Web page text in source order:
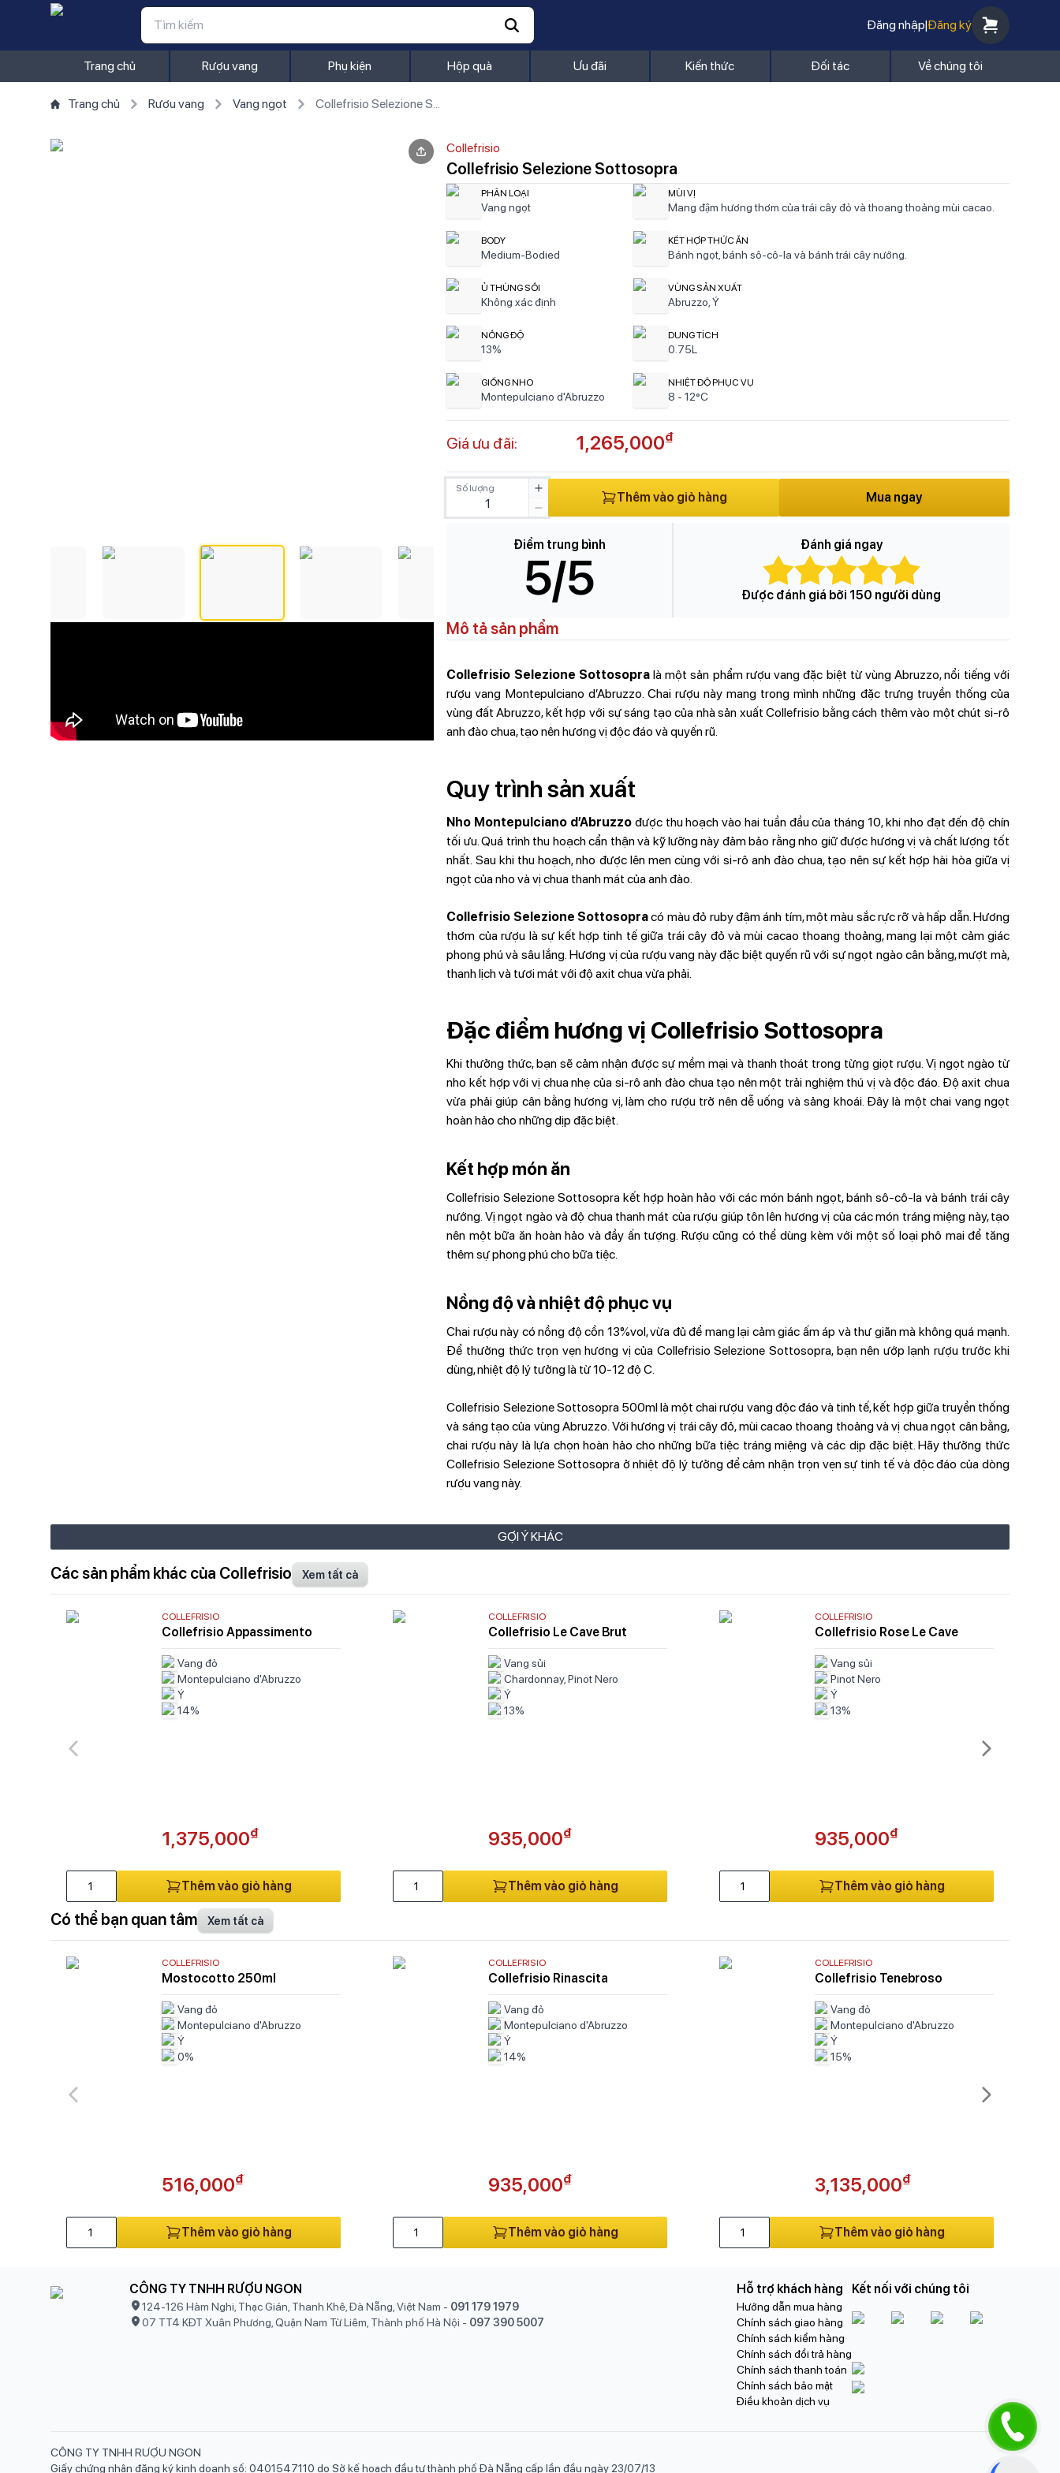
Đăng nhập|Đăng ký
Trang chủ Rượu vang Phụ kiện Hộp quà Ưu đãi Kiến thức Đối tác Về chúng tôi
Trang chủ Rượu vang Vang ngọt Collefrisio Selezione Sottosopra
Collefrisio
Collefrisio Selezione Sottosopra
PHÂN LOẠI
Vang ngọt
BODY
Medium-Bodied
Ủ THÙNG SỒI
Không xác định
NỒNG ĐỘ
13%
GIỐNG NHO
Montepulciano d'Abruzzo
MÙI VỊ
Mang đậm hương thơm của trái cây đỏ và thoang thoảng mùi cacao.
KẾT HỢP THỨC ĂN
Bánh ngọt, bánh sô-cô-la và bánh trái cây nướng.
VÙNG SẢN XUẤT
Abruzzo, Ý
DUNG TÍCH
0.75L
NHIỆT ĐỘ PHỤC VỤ
8 - 12°C
Giá ưu đãi: 1,265,000₫
Số lượng
Thêm vào giỏ hàng Mua ngay
Điểm trung bình
5/5
Đánh giá ngay
Được đánh giá bởi 150 người dùng
Mô tả sản phẩm
Collefrisio Selezione Sottosopralà một sản phẩm rượu vang đặc biệt từ vùng Abruzzo, nổi tiếng với
rượu vang Montepulciano d’Abruzzo. Chai rượu này mang trong mình những đặc trưng truyền thống của
vùng đất Abruzzo, kết hợp với sự sáng tạo của nhà sản xuất Collefrisio bằng cách thêm vào một chút si-rô
anh đào chua, tạo nên hương vị độc đáo và quyến rũ.
Quy trình sản xuất
Nho Montepulciano d’Abruzzo được thu hoạch vào hai tuần đầu của tháng 10, khi nho đạt đến độ chín
tối ưu. Quá trình thu hoạch cẩn thận và kỹ lưỡng này đảm bảo rằng nho giữ được hương vị và chất lượng tốt
nhất. Sau khi thu hoạch, nho được lên men cùng với si-rô anh đào chua, tạo nên sự kết hợp hài hòa giữa vị
ngọt của nho và vị chua thanh mát của anh đào.
Collefrisio Selezione Sottosopracó màu đỏ ruby đậm ánh tím, một màu sắc rực rỡ và hấp dẫn. Hương
thơm của rượu là sự kết hợp tinh tế giữa trái cây đỏ và mùi cacao thoang thoảng, mang lại một cảm giác
phong phú và sâu lắng. Hương vị của rượu vang này đặc biệt quyến rũ với sự ngọt ngào cân bằng, mượt mà,
thanh lịch và tươi mát với độ axit chua vừa phải.
Đặc điểm hương vị Collefrisio Sottosopra
Khi thưởng thức, bạn sẽ cảm nhận được sự mềm mại và thanh thoát trong từng giọt rượu. Vị ngọt ngào từ
nho kết hợp với vị chua nhẹ của si-rô anh đào chua tạo nên một trải nghiệm thú vị và độc đáo. Độ axit chua
vừa phải giúp cân bằng hương vị, làm cho rượu trở nên dễ uống và sảng khoái. Đây là một chai vang ngọt
hoàn hảo cho những dịp đặc biệt.
Kết hợp món ăn
Collefrisio Selezione Sottosopra kết hợp hoàn hảo với các món bánh ngọt, bánh sô-cô-la và bánh trái cây
nướng. Vị ngọt ngào và độ chua thanh mát của rượu giúp tôn lên hương vị của các món tráng miệng này, tạo
nên một bữa ăn hoàn hảo và đầy ấn tượng. Rượu cũng có thể dùng kèm với một số loại phô mai để tăng
thêm sự phong phú cho bữa tiệc.
Nồng độ và nhiệt độ phục vụ
Chai rượu này có nồng độ cồn 13%vol, vừa đủ để mang lại cảm giác ấm áp và thư giãn mà không quá mạnh.
Để thưởng thức trọn vẹn hương vị của Collefrisio Selezione Sottosopra, bạn nên ướp lạnh rượu trước khi
dùng, nhiệt độ lý tưởng là từ 10-12 độ C.
Collefrisio Selezione Sottosopra 500ml là một chai rượu vang độc đáo và tinh tế, kết hợp giữa truyền thống
và sáng tạo của vùng Abruzzo. Với hương vị trái cây đỏ, mùi cacao thoang thoảng và vị chua ngọt cân bằng,
chai rượu này là lựa chọn hoàn hảo cho những bữa tiệc tráng miệng và các dịp đặc biệt. Hãy thưởng thức
Collefrisio Selezione Sottosopra ở nhiệt độ lý tưởng để cảm nhận trọn vẹn sự tinh tế và độc đáo của dòng
rượu vang này.
GỢI Ý KHÁC
Các sản phẩm khác của Collefrisio Xem tất cả
COLLEFRISIO
Collefrisio Appassimento
Vang đỏ
Montepulciano d'Abruzzo
Ý
14%
1,375,000₫
Thêm vào giỏ hàng
COLLEFRISIO
Collefrisio Le Cave Brut
Vang sủi
Chardonnay, Pinot Nero
Ý
13%
935,000₫
Thêm vào giỏ hàng
COLLEFRISIO
Collefrisio Rose Le Cave
Vang sủi
Pinot Nero
Ý
13%
935,000₫
Thêm vào giỏ hàng
Có thể bạn quan tâm Xem tất cả
COLLEFRISIO
Mostocotto 250ml
Vang đỏ
Montepulciano d'Abruzzo
Ý
0%
516,000₫
Thêm vào giỏ hàng
COLLEFRISIO
Collefrisio Rinascita
Vang đỏ
Montepulciano d'Abruzzo
Ý
14%
935,000₫
Thêm vào giỏ hàng
COLLEFRISIO
Collefrisio Tenebroso
Vang đỏ
Montepulciano d'Abruzzo
Ý
15%
3,135,000₫
Thêm vào giỏ hàng
CÔNG TY TNHH RƯỢU NGON
124-126 Hàm Nghi, Thạc Gián, Thanh Khê, Đà Nẵng, Việt Nam - 091 179 1979
07 TT4 KĐT Xuân Phương, Quận Nam Từ Liêm, Thành phố Hà Nội - 097 390 5007
Hỗ trợ khách hàng
Hướng dẫn mua hàng
Chính sách giao hàng
Chính sách kiểm hàng
Chính sách đổi trả hàng
Chính sách thanh toán
Chính sách bảo mật
Điều khoản dịch vụ
Kết nối với chúng tôi
CÔNG TY TNHH RƯỢU NGON
Giấy chứng nhận đăng ký kinh doanh số: 0401547110 do Sở kế hoạch đầu tư thành phố Đà Nẵng cấp lần đầu ngày 23/07/13